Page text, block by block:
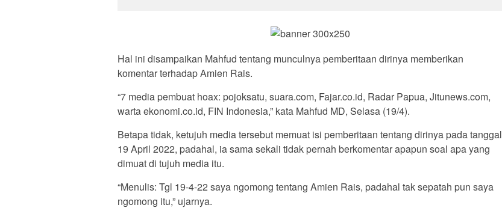
Hal ini disampaikan Mahfud tentang munculnya pemberitaan dirinya memberikan
komentar terhadap Amien Rais.
“7 media pembuat hoax: pojoksatu, suara.com, Fajar.co.id, Radar Papua, Jitunews.com,
warta ekonomi.co.id, FIN Indonesia,” kata Mahfud MD, Selasa (19/4).
Betapa tidak, ketujuh media tersebut memuat isi pemberitaan tentang dirinya pada tanggal
19 April 2022, padahal, ia sama sekali tidak pernah berkomentar apapun soal apa yang
dimuat di tujuh media itu.
“Menulis: Tgl 19-4-22 saya ngomong tentang Amien Rais, padahal tak sepatah pun saya
ngomong itu,” ujarnya.